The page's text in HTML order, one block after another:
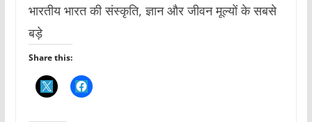
भारतीय भारत की संस्कृति, ज्ञान और जीवन मूल्यों के सबसे
बड़े
Share this: